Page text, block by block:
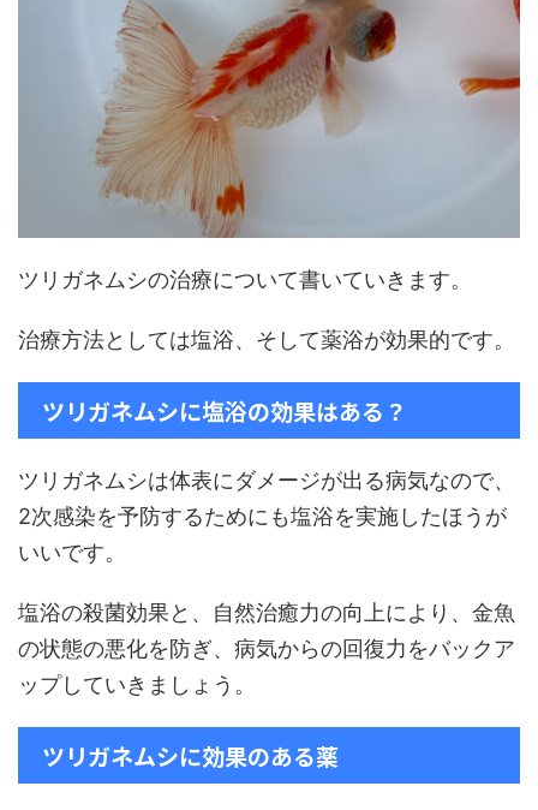
ツリガネムシの治療について書いていきます。
治療方法としては塩浴、そして薬浴が効果的です。
ツリガネムシに塩浴の効果はある？
ツリガネムシは体表にダメージが出る病気なので、
2次感染を予防するためにも塩浴を実施したほうが
いいです。
塩浴の殺菌効果と、自然治癒力の向上により、金魚
の状態の悪化を防ぎ、病気からの回復力をバックア
ップしていきましょう。
ツリガネムシに効果のある薬